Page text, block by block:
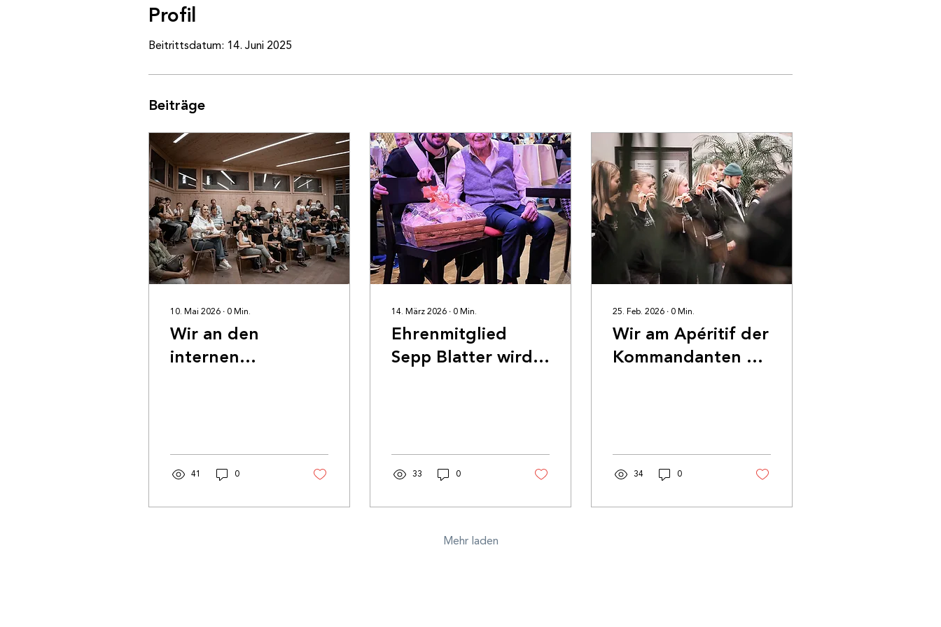
Profil
Beitrittsdatum: 14. Juni 2025
Beiträge
10. Mai 2026 ∙ 0Min.
Wir an den
internen
41 0
14. März 2026 ∙ 0Min.
Ehrenmitglied
Sepp Blatter wird
33 0
25. Feb. 2026 ∙ 0Min.
Wir am Apéritif der
Kommandanten bei
34 0
Mehr laden